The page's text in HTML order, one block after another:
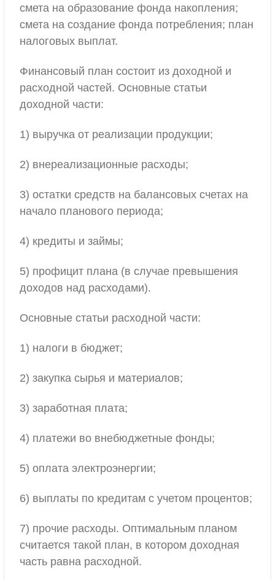
смета на образование фонда накопления;
смета на создание фонда потребления; план
налоговых выплат.
Финансовый план состоит из доходной и
расходной частей. Основные статьи
доходной части:
1) выручка от реализации продукции;
2) внереализационные расходы;
3) остатки средств на балансовых счетах на
начало планового периода;
4) кредиты и займы;
5) профицит плана (в случае превышения
доходов над расходами).
Основные статьи расходной части:
1) налоги в бюджет;
2) закупка сырья и материалов;
3) заработная плата;
4) платежи во внебюджетные фонды;
5) оплата электроэнергии;
6) выплаты по кредитам с учетом процентов;
7) прочие расходы. Оптимальным планом
считается такой план, в котором доходная
часть равна расходной.